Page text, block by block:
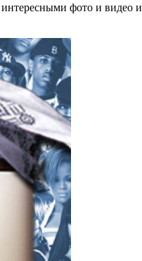
фото и